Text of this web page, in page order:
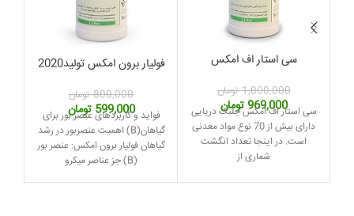
سی استار اف امکس
1,000,000 تومان
قیمت
اصلی:
1,000,000 تومان
بود.
969,000 تومانقیمت
فعلی:
969,000 تومان.
سی استار اف امکس جلبک دریایی
دارای بیش از 70 نوع مواد معدنی
است. در اینجا تعداد انگشت
شماری از
فولیار برون امکس تولید2020
800,000 تومان
قیمت
اصلی:
800,000 تومان
بود.
599,000 تومانقیمت
فعلی:
599,000 تومان.
فواید و کاربردهای عنصر بور برای
گیاهان(B) اهمیت عنصربور در رشد
گیاهان فولیار برون امکس: عنصر بور
(B) جز عناصر میکرو